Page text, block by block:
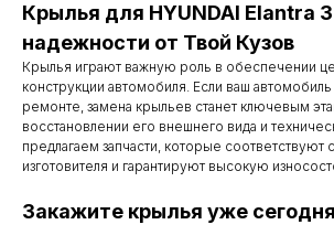
Крылья для HYUNDAI Elantra
надежности от Твой Кузов
Крылья играют важную роль в обеспечении
конструкции автомобиля. Если ваш
ремонте, замена крыльев станет ключевым
восстановлении его внешнего вида и
предлагаем запчасти, которые соответствуют
изготовителя и гарантируют высокую
Закажите крылья уже
Контакты
Мы работаем
с понедельника
по субботу с 9.00
до 20.00